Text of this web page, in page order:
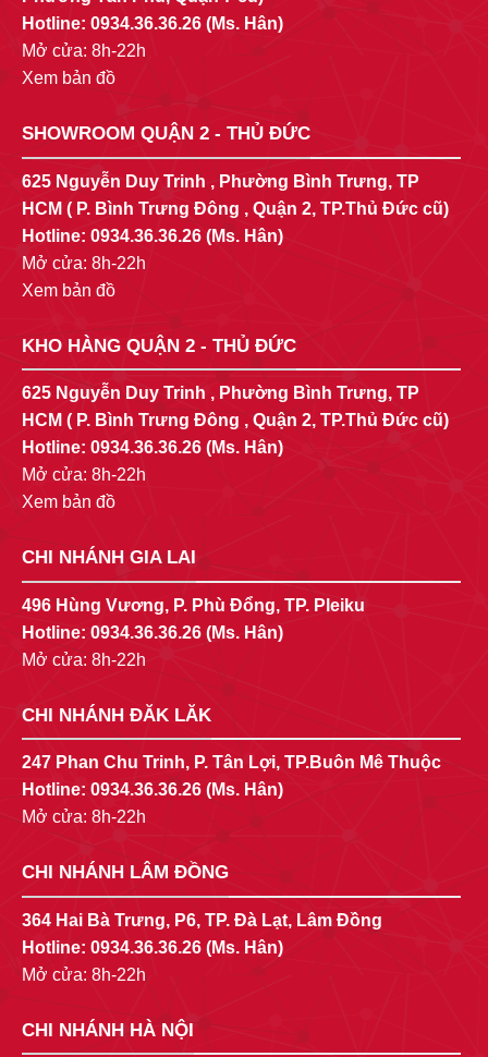
Hotline: 0934.36.36.26 (Ms. Hân)
Mở cửa: 8h-22h
Xem bản đồ
SHOWROOM QUẬN 2 - THỦ ĐỨC
625 Nguyễn Duy Trinh , Phường Bình Trưng, TP
HCM ( P. Bình Trưng Đông , Quận 2, TP.Thủ Đức cũ)
Hotline: 0934.36.36.26 (Ms. Hân)
Mở cửa: 8h-22h
Xem bản đồ
KHO HÀNG QUẬN 2 - THỦ ĐỨC
625 Nguyễn Duy Trinh , Phường Bình Trưng, TP
HCM ( P. Bình Trưng Đông , Quận 2, TP.Thủ Đức cũ)
Hotline: 0934.36.36.26 (Ms. Hân)
Mở cửa: 8h-22h
Xem bản đồ
CHI NHÁNH GIA LAI
496 Hùng Vương, P. Phù Đổng, TP. Pleiku
Hotline: 0934.36.36.26 (Ms. Hân)
Mở cửa: 8h-22h
CHI NHÁNH ĐĂK LĂK
247 Phan Chu Trinh, P. Tân Lợi, TP.Buôn Mê Thuộc
Hotline: 0934.36.36.26 (Ms. Hân)
Mở cửa: 8h-22h
CHI NHÁNH LÂM ĐỒNG
364 Hai Bà Trưng, P6, TP. Đà Lạt, Lâm Đồng
Hotline: 0934.36.36.26 (Ms. Hân)
Mở cửa: 8h-22h
CHI NHÁNH HÀ NỘI